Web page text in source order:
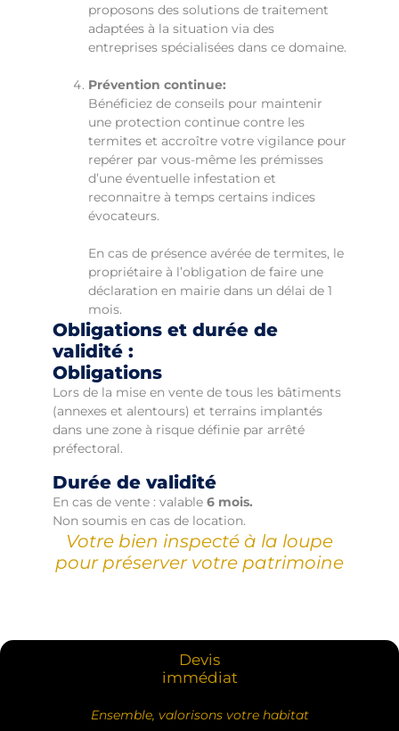
proposons des solutions de traitement
adaptées à la situation via des
entreprises spécialisées dans ce domaine.
Prévention continue:
Bénéficiez de conseils pour maintenir
une protection continue contre les
termites et accroître votre vigilance pour
repérer par vous-même les prémisses
d’une éventuelle infestation et
reconnaitre à temps certains indices
évocateurs.
En cas de présence avérée de termites, le
propriétaire à l’obligation de faire une
déclaration en mairie dans un délai de 1
mois.
Obligations et durée de
validité :
Obligations
Lors de la mise en vente de tous les bâtiments
(annexes et alentours) et terrains implantés
dans une zone à risque définie par arrêté
préfectoral.
Durée de validité
En cas de vente : valable 6 mois.
Non soumis en cas de location.
Votre bien inspecté à la loupe
pour préserver votre patrimoine
Devis
immédiat
Ensemble, valorisons votre habitat